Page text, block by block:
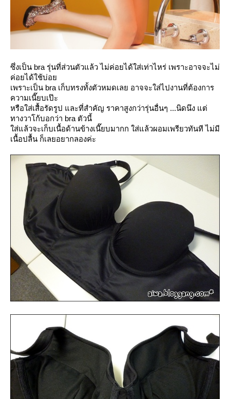
ซึ่งเป็น bra รุ่นที่ส่วนตัวแล้ว ไม่ค่อยได้ใส่เท่าไหร่ เพราะอาจจะไม่
ค่อยได้ใช้บ่อ
เพราะเป็น bra เก็บทรงทั้งตัวหมดเลย อาจจะใส่ไปงานที่ต้องการ
ความเนี๊ยบเป๊ะ
หรือใส่เสื้อรัดรูป และที่สำคัญ ราคาสูงกว่ารุ่นอื่นๆ ...นิดนึง แต่
ทางวาโก้บอกว่า bra ตัวนี้
ส่แล้วจะเก็บเนื้อด้านข้างเนี๊ยบมากก ใส่แล้วผอมเพรียวทันที ไม่มี
เนื้อปลื้น ก็เลยอยากลองค่ะ